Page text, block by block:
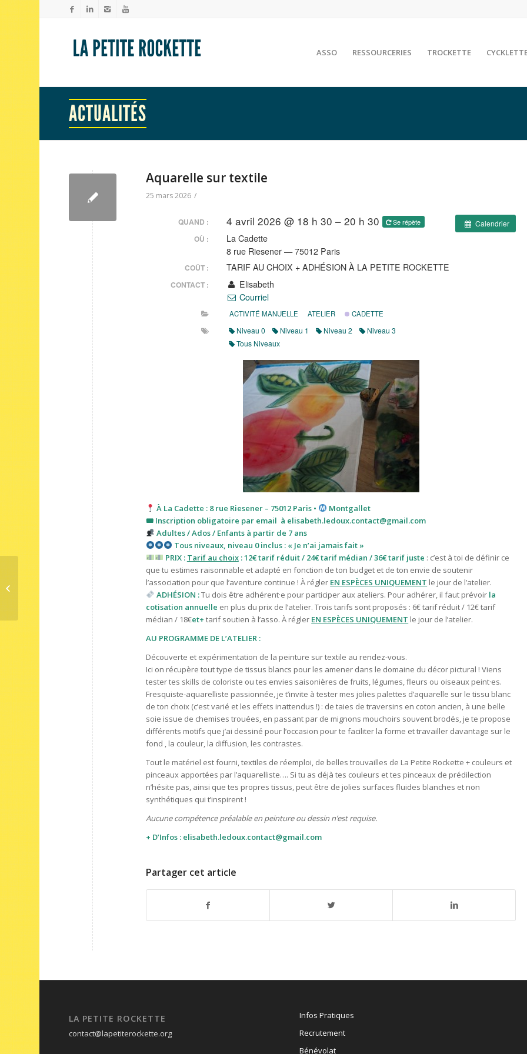
ASSO RESSOURCERIES TROCKETTE
ACTUALITÉS
Aquarelle sur textile
25 mars 2026 /
Calendrier
QUAND : 4 avril 2026 @ 18 h 30 – 20 h 30 Se répète
OÙ :
La Cadette
8 rue Riesener — 75012 Paris
COÛT : TARIF AU CHOIX + ADHÉSION À LA PETITE ROCKETTE
CONTACT :
Elisabeth
Courriel
ACTIVITÉ MANUELLE ATELIER CADETTE
Niveau 0 Niveau 1 Niveau 2
Niveau 3
Tous Niveaux
À La Cadette : 8 rue Riesener – 75012 Paris •
Montgallet
🎟 Inscription obligatoire par email à elisabeth.ledoux.contact@gmail.com
Adultes / Ados / Enfants à partir de 7 ans
Tous niveaux, niveau 0 inclus : « Je n’ai jamais fait »
PRIX : Tarif au choix: 12€ tarif réduit / 24€ tarif médian / 36€ tarif juste : c’est à toi de définir ce
que tu estimes raisonnable et adapté en fonction de ton budget et de ton envie de soutenir
l’association pour que l’aventure continue ! À régler EN ESPÈCES UNIQUEMENT le jour de l’atelier.
ADHÉSION :Tu dois être adhérent·e pour participer aux ateliers. Pour adhérer, il faut prévoir la
cotisation annuelle en plus du prix de l’atelier. Trois tarifs sont proposés : 6€ tarif réduit / 12€ tarif
médian / 18€et+ tarifsoutien à l’asso. À régler EN ESPÈCES UNIQUEMENT le jour de l’atelier.
AU PROGRAMME DE L’ATELIER :
Découverte et expérimentation de la peinture sur textile au rendez-vous.
Ici on récupère tout type de tissus blancs pour les amener dans le domaine du décor pictural ! Viens
tester tes skills de coloriste ou tes envies saisonières de fruits, légumes, fleurs ou oiseaux peint·es.
Fresquiste-aquarelliste passionnée, je t’invite à tester mes jolies palettes d’aquarelle sur le tissu blanc
de ton choix (c’est varié et les effets inattendus !) : de taies de traversins en coton ancien, à une belle
soie issue de chemises trouées, en passant par de mignons mouchoirs souvent brodés, je te propose
différents motifs que j’ai dessiné pour l’occasion pour te faciliter la forme et travailler davantage sur le
fond , la couleur, la diffusion, les contrastes.
Tout le matériel est fourni, textiles de réemploi, de belles trouvailles de La Petite Rockette + couleurs et
pinceaux apportées par l’aquarelliste…. Si tu as déjà tes couleurs et tes pinceaux de prédilection
n’hésite pas, ainsi que tes propres tissus, peut être de jolies surfaces fluides blanches et non
synthétiques qui t’inspirent !
Aucune compétence préalable en peinture ou dessin n’est requise.
+ D’Infos : elisabeth.ledoux.contact@gmail.com
Partager cet article
LA PETITE ROCKETTE
contact@lapetiterockette.org
Infos Pratiques
Recrutement
Bénévolat
Couture • SurJupe en dentelle